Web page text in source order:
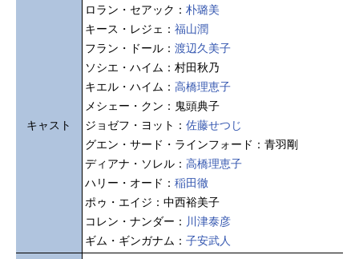
キャスト
ロラン・セアック： 朴璐美
キース・レジェ： 福山潤
フラン・ドール： 渡辺久美子
ソシエ・ハイム：村田秋乃
キエル・ハイム： 高橋理恵子
メシェー・クン：鬼頭典子
ジョゼフ・ヨット： 佐藤せつじ
グエン・サード・ラインフォード：青羽剛
ディアナ・ソレル： 高橋理恵子
ハリー・オード： 稲田徹
ポゥ・エイジ：中西裕美子
コレン・ナンダー： 川津泰彦
ギム・ギンガナム： 子安武人